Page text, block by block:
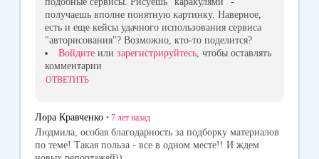
получаешь вполне понятную картинку. Наверное,
есть и еще кейсы удачного использования сервиса
"авторисования"? Возможно, кто-то поделится?
Войдите или зарегистрируйтесь, чтобы оставлять
комментарии
ОТВЕТИТЬ
Лора Кравченко • 7 лет назад
Людмила, особая благодарность за подборку материалов
по теме! Такая польза - все в одном месте!! И ждем